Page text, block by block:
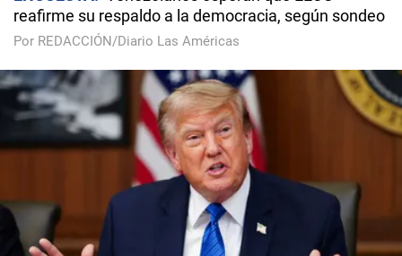
reafirme su respaldo a la democracia, según sondeo
Por REDACCIÓN/Diario Las Américas